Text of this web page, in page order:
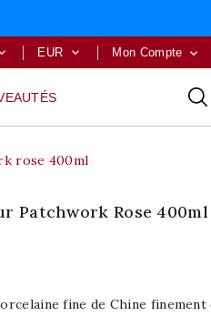
Mon Compte 
EUR 
rose 400ml
Patchwork Rose 400ml
fine de Chine